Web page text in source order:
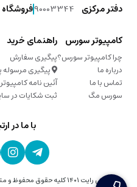
دفتر مرکزی
90003344فروشگاه
کامپیوتر سورس
چرا کامپیوتر سورس؟
درباره ما
تماس با ما
سورس مگ
راهنمای خرید
پیگیری سفارش
پیگیری مرسوله
آئین نامه
ثبت شکایات در
با ما در
کپی رایت ۱۴۰۱ کلیه حقوق محفوظ و متعلق به کامپیوتر سورس می باشد.